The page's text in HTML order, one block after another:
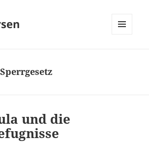
Sperrgesetz
und die